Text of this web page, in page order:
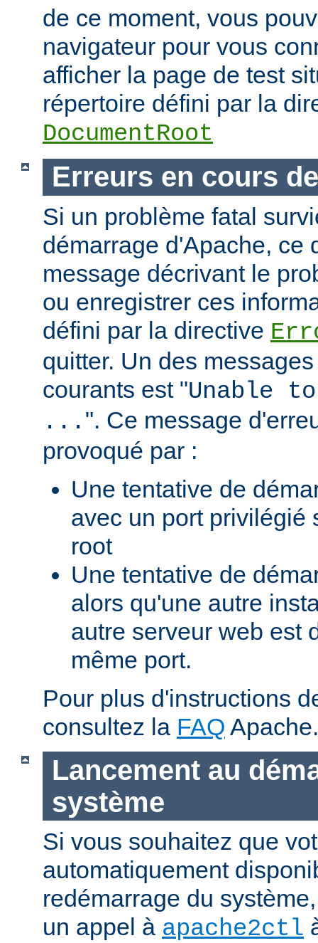
de ce moment, vous
navigateur pour vous
afficher la page de test
répertoire défini par la
DocumentRoot
Erreurs en cours
Si un problème fatal
démarrage d'Apache, ce
message décrivant le
ou enregistrer ces
défini par la directive
quitter. Un des
courants est "Unable
... ". Ce message
provoqué par :
Une tentative de
avec un port privilégié
root
Une tentative de
alors qu'une autre
autre serveur web est
même port.
Pour plus d'instructions
consultez la FAQ Apache.
Lancement au
système
Si vous souhaitez que
automatiquement
redémarrage du
un appel à apache2ctl